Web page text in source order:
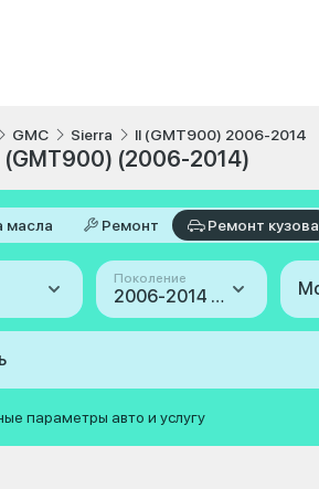
GMC Sierra II (GMT900) 2006-2014
(GMT900) (2006-2014)
масла Ремонт Ремонт кузова
Поколение
2006-2014 (II (GMT900))
параметры авто и услугу